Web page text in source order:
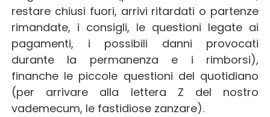
restare chiusi fuori, arrivi ritardati o partenze
rimandate, i consigli, le questioni legate ai
pagamenti, i possibili danni provocati
durante la permanenza e i rimborsi),
finanche le piccole questioni del quotidiano
(per arrivare alla lettera Z del nostro
vademecum, le fastidiose zanzare).